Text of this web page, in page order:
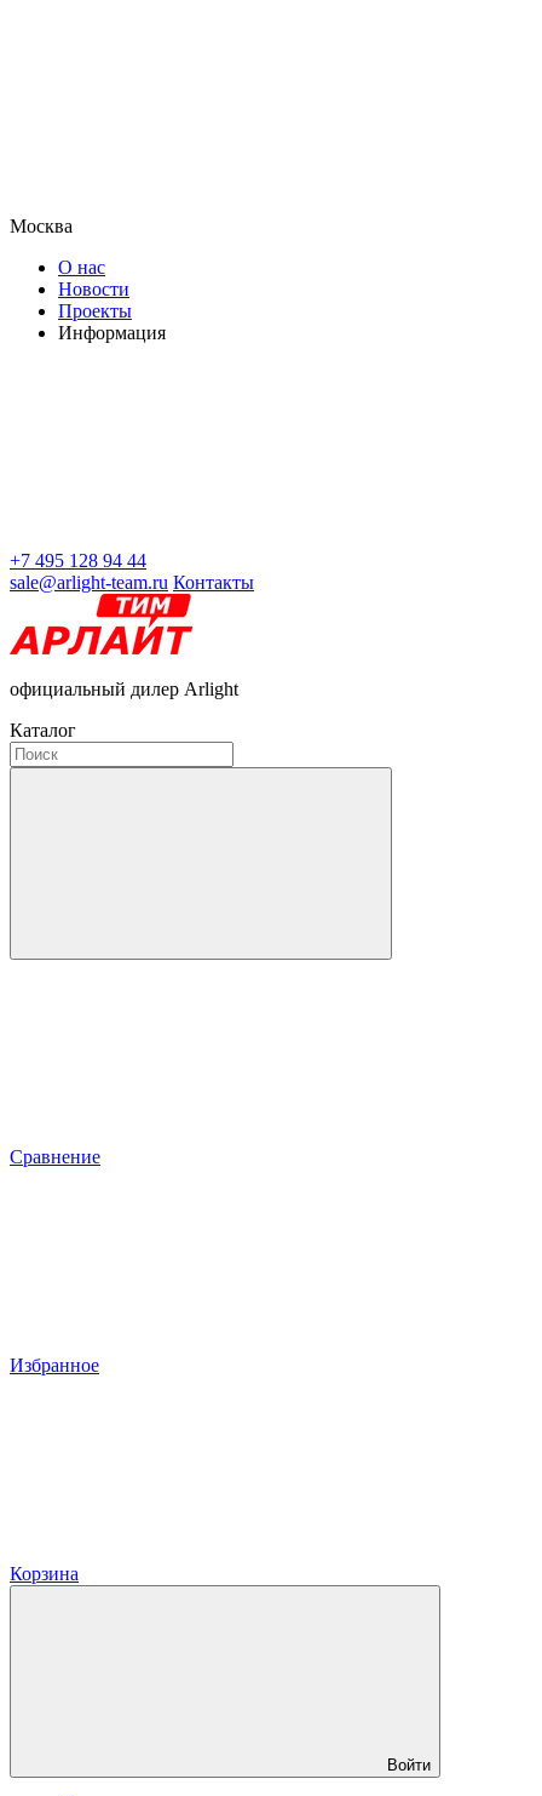
Москва
О нас
Новости
Проекты
Информация
+7 495 128 94 44
sale@arlight-team.ru Контакты
официальный дилер Arlight
Каталог
Сравнение
Избранное
Корзина
Войти